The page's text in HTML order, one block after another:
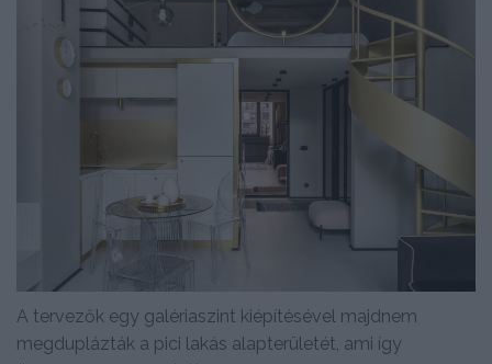
A tervezők egy galériaszint kiépítésével majdnem
megduplázták a pici lakás alapterületét, ami így